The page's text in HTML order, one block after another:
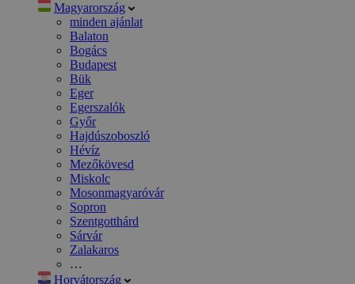
Magyarország
minden ajánlat
Balaton
Bogács
Budapest
Bük
Eger
Egerszalók
Győr
Hajdúszoboszló
Hévíz
Mezőkövesd
Miskolc
Mosonmagyaróvár
Sopron
Szentgotthárd
Sárvár
Zalakaros
…
Horvátország